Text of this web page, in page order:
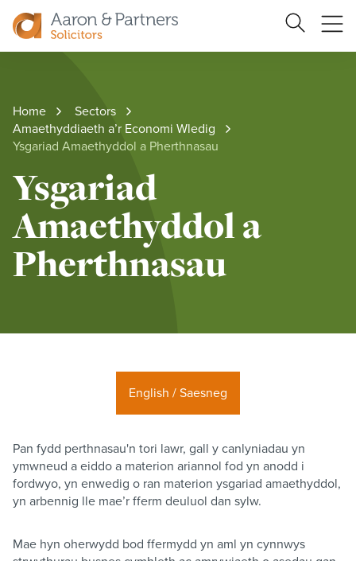
Search
Site
Home
Sectors
Amaethyddiaeth a’r Economi Wledig
Ysgariad Amaethyddol a Pherthnasau
Ysgariad
Amaethyddol a
Pherthnasau
English / Saesneg
Pan fydd perthnasau'n tori lawr, gall y canlyniadau yn
ymwneud a eiddo a materion ariannol fod yn anodd i
fordwyo, yn enwedig o ran materion ysgariad amaethyddol,
yn arbennig lle mae’r fferm deuluol dan sylw.
Mae hyn oherwydd bod ffermydd yn aml yn cynnwys